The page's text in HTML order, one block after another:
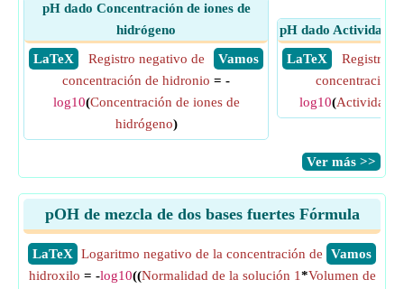
pH dado Concentración de iones de
hidrógeno
​ LaTeX
​ Vamos
Registro negativo de
concentración de hidronio = -
log10(Concentración de iones de
hidrógeno)
pH dado Actividad
​ LaTeX
Registro
concentración
log10(Actividad
​Ver más >>
pOH de mezcla de dos bases fuertes Fórmula
​LaTeX ​Vamos
Logaritmo negativo de la concentración de
hidroxilo = -log10((Normalidad de la solución 1*Volumen de